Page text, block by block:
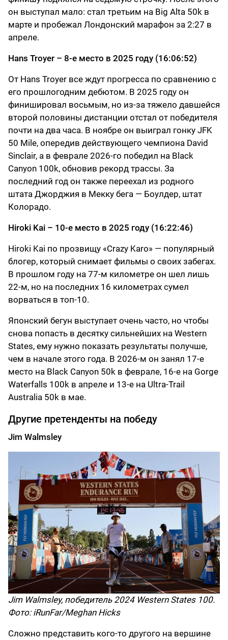
он выступал мало: стал третьим на Big Alta 50k в
марте и пробежал Лондонский марафон за 2:27 в
апреле.
Hans Troyer – 8-е место в 2025 году (16:06:52)
От Hans Troyer все ждут прогресса по сравнению с
его прошлогодним дебютом. В 2025 году он
финишировал восьмым, но из-за тяжело давшейся
второй половины дистанции отстал от победителя
почти на два часа. В ноябре он выиграл гонку JFK
50 Mile, опередив действующего чемпиона David
Sinclair, а в феврале 2026-го победил на Black
Canyon 100k, обновив рекорд трассы. За
последний год он также переехал из родного
штата Джорджия в Мекку бега — Боулдер, штат
Колорадо.
Hiroki Kai – 10-е место в 2025 году (16:22:46)
Hiroki Kai по прозвищу «Crazy Karo» — популярный
блогер, который снимает фильмы о своих забегах.
В прошлом году на 77-м километре он шел лишь
22-м, но на последних 16 километрах сумел
ворваться в топ-10.
Японский бегун выступает очень часто, но чтобы
снова попасть в десятку сильнейших на Western
States, ему нужно показать результаты получше,
чем в начале этого года. В 2026-м он занял 17-е
место на Black Canyon 50k в феврале, 16-е на Gorge
Waterfalls 100k в апреле и 13-е на Ultra-Trail
Australia 50k в мае.
Другие претенденты на победу
Jim Walmsley
Jim Walmsley, победитель 2024 Western States 100.
Фото: iRunFar/Meghan Hicks
Сложно представить кого-то другого на вершине